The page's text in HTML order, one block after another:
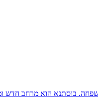
בוסתנא הוא מרחב